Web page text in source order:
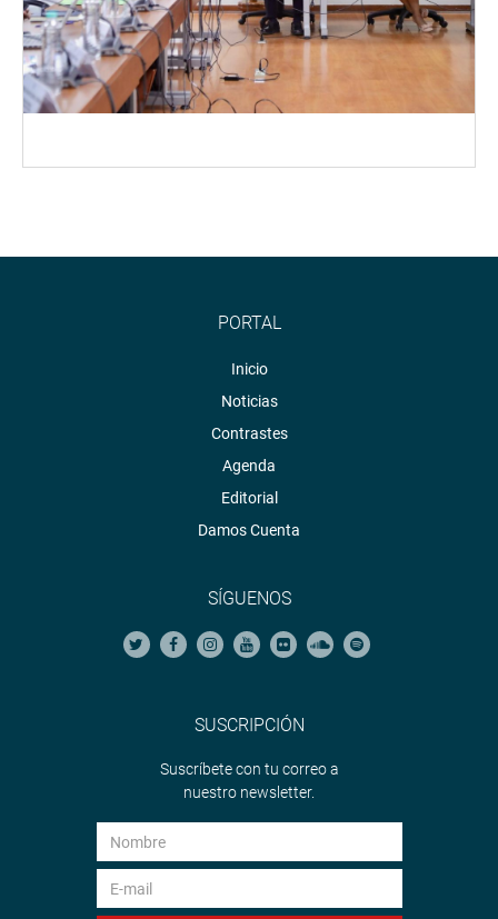
PORTAL
Inicio
Noticias
Contrastes
Agenda
Editorial
Damos Cuenta
SÍGUENOS
SUSCRIPCIÓN
Suscríbete con tu correo a
nuestro newsletter.